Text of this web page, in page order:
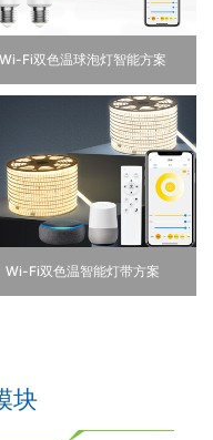
Wi-Fi双色温球泡灯智能方案
Wi-Fi双色温智能灯带方案
块